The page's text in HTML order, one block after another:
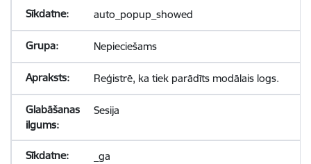
auto_popup_showed
Nepieciešams
Reģistrē, ka tiek parādīts modālais logs.
Sesija
_ga